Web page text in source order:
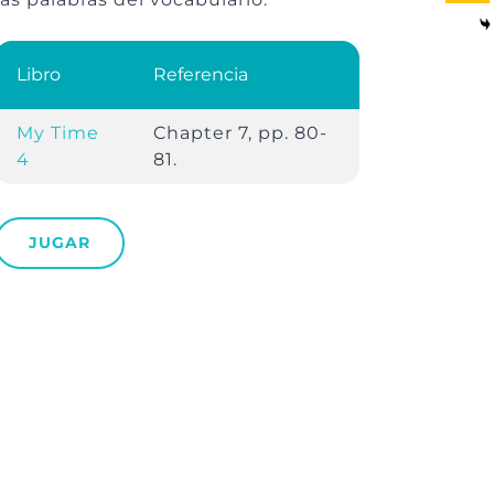
Libro Referencia
My Time
4
Chapter 7, pp. 80-
81.
JUGAR